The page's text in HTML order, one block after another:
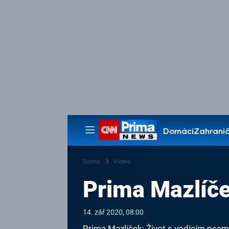
Domácí
Pořady
Domů Videa
Prima
14. zář 2020, 08:00